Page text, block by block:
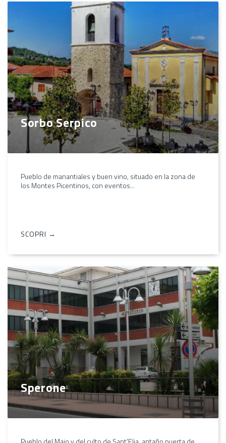
Sorbo Serpico
Pueblo de manantiales y buen vino, situado en la zona de
los Montes Picentinos, con eventos...
SCOPRI →
Sperone